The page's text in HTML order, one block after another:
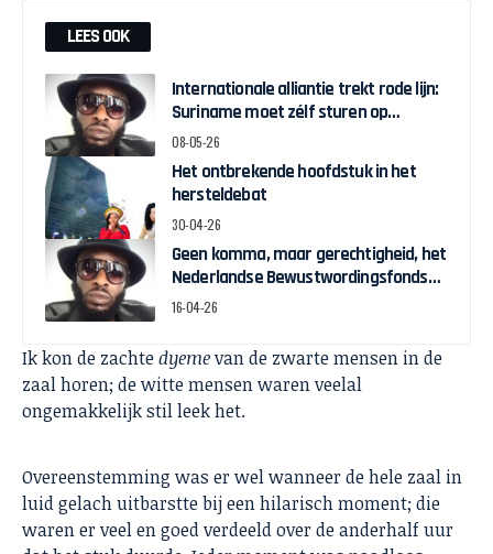
LEES OOK
Internationale alliantie trekt rode lijn:
Suriname moet zélf sturen op
herstelgelden
08-05-26
Het ontbrekende hoofdstuk in het
hersteldebat
30-04-26
Geen komma, maar gerechtigheid, het
Nederlandse Bewustwordingsfonds
en de strijd om zeggenschap
16-04-26
Ik kon de zachtedyemevan de zwarte mensen in de
zaal horen; de witte mensen waren veelal
ongemakkelijk stil leek het.
Overeenstemming was er wel wanneer de hele zaal in
luid gelach uitbarstte bij een hilarisch moment; die
waren er veel en goed verdeeld over de anderhalf uur